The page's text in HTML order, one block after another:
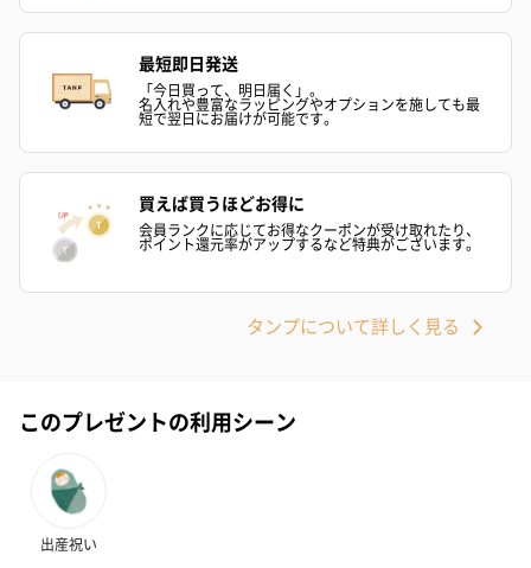
スキンケアグッズ
スキンケアグッズを同梱してお届けします。
シャワージェル＆ハン
（2,145円）
シャワージェ
リラックスグッズ
リラックスグッズを同梱してお届けします。
最短即日発送
「今日買って、明日届く」。
名入れや豊富なラッピングやオプションを施しても最
短で翌日にお届けが可能です。
買えば買うほどお得に
会員ランクに応じてお得なクーポンが受け取れたり、
ポイント還元率がアップするなど特典がございます。
タンプについて詳しく見る
このプレゼントの利用シーン
出産祝い